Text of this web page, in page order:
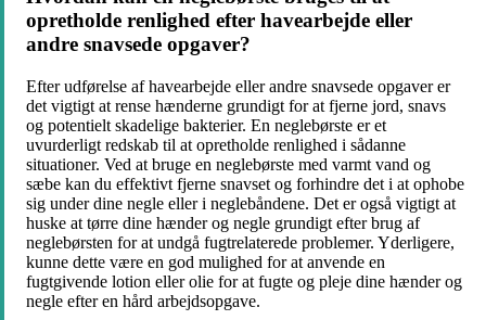
opretholde renlighed efter havearbejde eller
andre snavsede opgaver?
Efter udførelse af havearbejde eller andre snavsede opgaver er
det vigtigt at rense hænderne grundigt for at fjerne jord, snavs
og potentielt skadelige bakterier. En neglebørste er et
uvurderligt redskab til at opretholde renlighed i sådanne
situationer. Ved at bruge en neglebørste med varmt vand og
sæbe kan du effektivt fjerne snavset og forhindre det i at ophobe
sig under dine negle eller i neglebåndene. Det er også vigtigt at
huske at tørre dine hænder og negle grundigt efter brug af
neglebørsten for at undgå fugtrelaterede problemer. Yderligere,
kunne dette være en god mulighed for at anvende en
fugtgivende lotion eller olie for at fugte og pleje dine hænder og
negle efter en hård arbejdsopgave.